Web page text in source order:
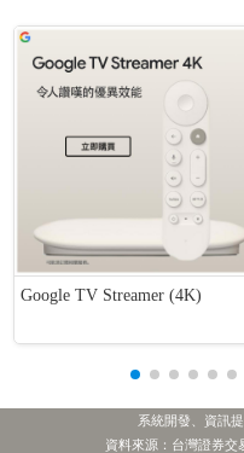
Google TV Streamer (4K)
系統開發、資訊
資料來源：台灣證券交